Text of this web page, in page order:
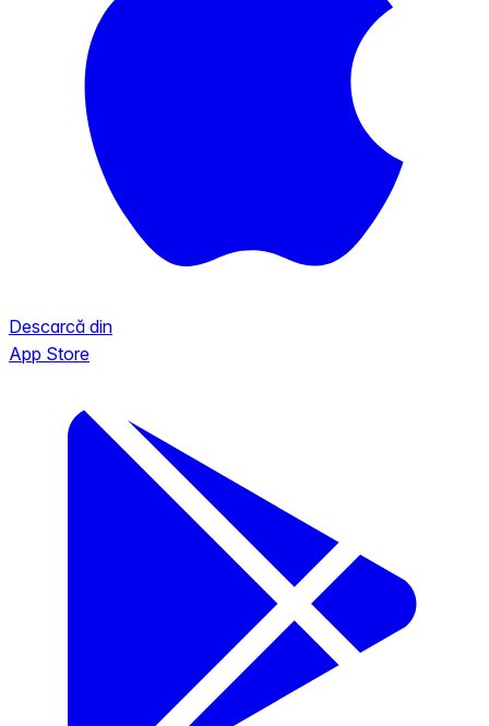
Descarcă din
App Store